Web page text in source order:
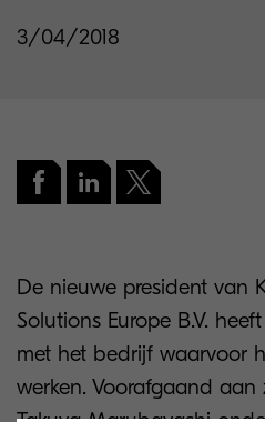
3/04/2018
De nieuwe president van
Solutions Europe B.V.
met het bedrijf waarvoor
werken. Voorafgaand